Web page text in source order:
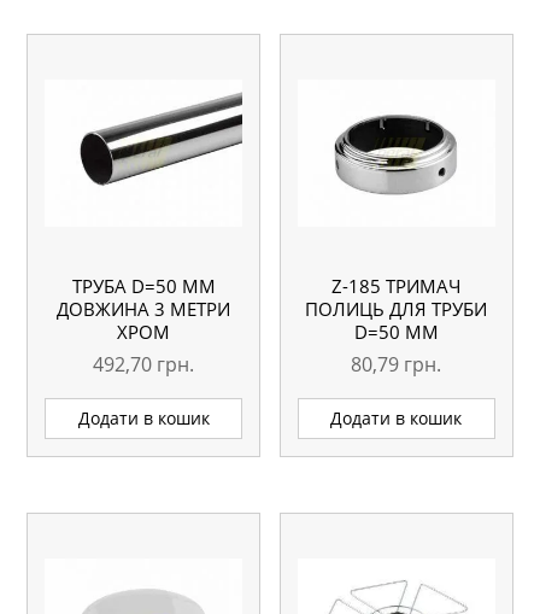
ТРУБА D=50 ММ
ДОВЖИНА 3 МЕТРИ
ХРОМ
492,70 грн.
Додати в кошик
Z-185 ТРИМАЧ
ПОЛИЦЬ ДЛЯ ТРУБИ
D=50 ММ
80,79 грн.
Додати в кошик